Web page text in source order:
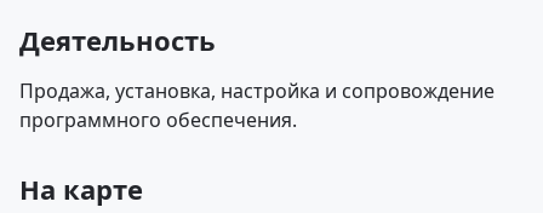
Деятельность
Продажа, установка, настройка и сопровождение
программного обеспечения.
На карте